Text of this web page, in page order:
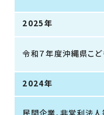
2025年
令和７年度沖縄県こど
2024年